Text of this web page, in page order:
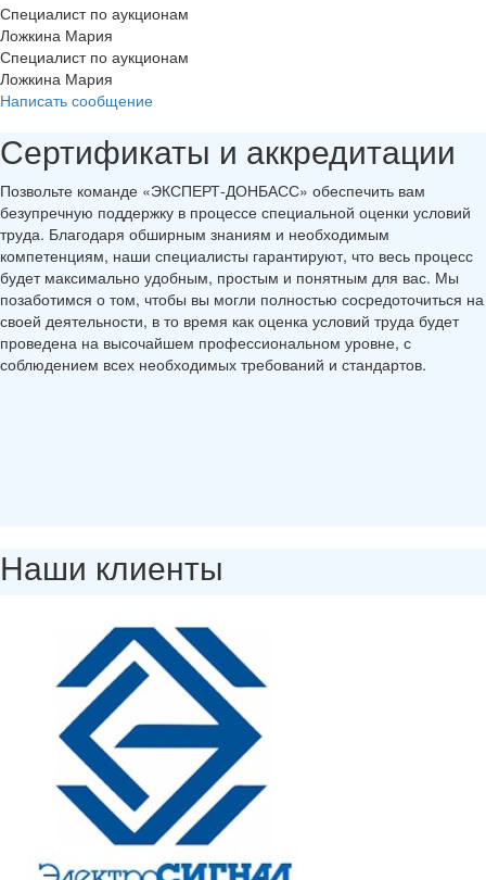
Специалист по аукционам
Ложкина Мария
Специалист по аукционам
Ложкина Мария
Написать сообщение
Сертификаты и аккредитации
Позвольте команде «ЭКСПЕРТ-ДОНБАСС» обеспечить вам
безупречную поддержку в процессе специальной оценки условий
труда. Благодаря обширным знаниям и необходимым
компетенциям, наши специалисты гарантируют, что весь процесс
будет максимально удобным, простым и понятным для вас. Мы
позаботимся о том, чтобы вы могли полностью сосредоточиться на
своей деятельности, в то время как оценка условий труда будет
проведена на высочайшем профессиональном уровне, с
соблюдением всех необходимых требований и стандартов.
Наши клиенты